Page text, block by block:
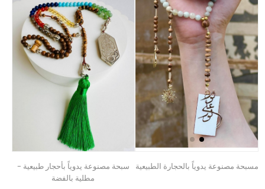
مسبحة مصنوعة يدوياً بالحجارة الطبيعية
سبحة مصنوعة يدوياً بأحجار طبيعية -
مطلية بالفضة